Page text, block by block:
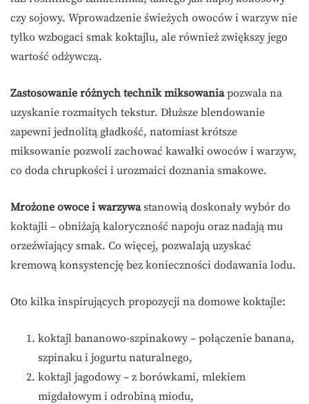
czy sojowy. Wprowadzenie świeżych owoców i warzyw nie
tylko wzbogaci smak koktajlu, ale również zwiększy jego
wartość odżywczą.
Zastosowanie różnych technik miksowaniapozwala na
uzyskanie rozmaitych tekstur. Dłuższe blendowanie
zapewni jednolitą gładkość, natomiast krótsze
miksowanie pozwoli zachować kawałki owoców i warzyw,
co doda chrupkości i urozmaici doznania smakowe.
Mrożone owoce i warzywastanowią doskonały wybór do
koktajli – obniżają kaloryczność napoju oraz nadają mu
orzeźwiający smak. Co więcej, pozwalają uzyskać
kremową konsystencję bez konieczności dodawania lodu.
Oto kilka inspirujących propozycji na domowe koktajle:
koktajl bananowo-szpinakowy – połączenie banana,
szpinaku i jogurtu naturalnego,
koktajl jagodowy – z borówkami, mlekiem
migdałowym i odrobiną miodu,